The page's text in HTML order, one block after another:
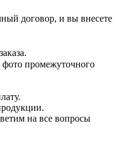
договор, и вы внесете
промежуточного
на все вопросы